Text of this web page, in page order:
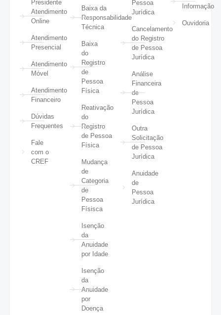
Presidente
Atendimento
Online
Atendimento
Presencial
Atendimento
Móvel
Atendimento
Financeiro
Dúvidas
Frequentes
Fale
com o
CREF
Baixa da
Responsabilidade
Técnica
Baixa
do
Registro
de
Pessoa
Física
Reativação
do
Registro
de Pessoa
Física
Mudança
de
Categoria
de
Pessoa
Físisca
Isenção
da
Anuidade
por Idade
Isenção
da
Anuidade
por
Doença
Pessoa
Jurídica
Cancelamento
do Registro
de Pessoa
Jurídica
Análise
Financeira
de
Pessoa
Jurídica
Outra
Solicitação
de Pessoa
Jurídica
Anuidade
de
Pessoa
Jurídica
Informação
Ouvidoria